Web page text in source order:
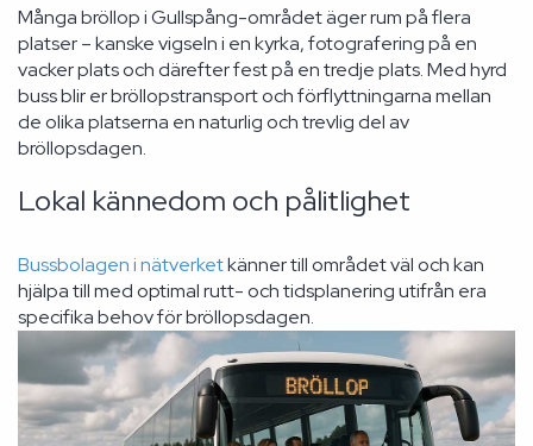
Många bröllop i Gullspång-området äger rum på flera
platser – kanske vigseln i en kyrka, fotografering på en
vacker plats och därefter fest på en tredje plats. Med hyrd
buss blir er bröllopstransport och förflyttningarna mellan
de olika platserna en naturlig och trevlig del av
bröllopsdagen.
Lokal kännedom och pålitlighet
Bussbolagen i nätverketkänner till området väl och kan
hjälpa till med optimal rutt- och tidsplanering utifrån era
specifika behov för bröllopsdagen.